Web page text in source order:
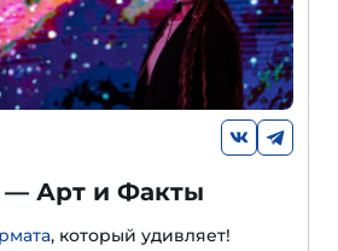
Арт и Факты
, который удивляет!